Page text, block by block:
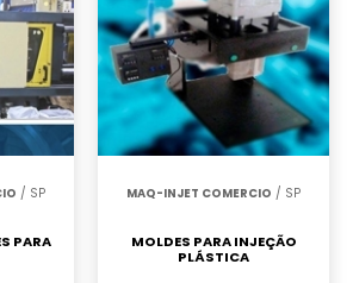
/ SP
PARA
MAQ-INJET COMERCIO / SP
MOLDES PARA INJEÇÃO
PLÁSTICA